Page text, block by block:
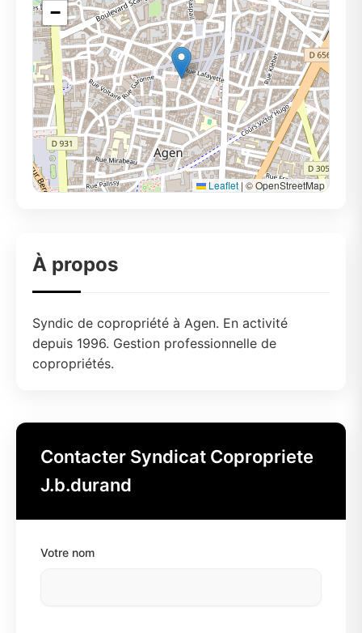
−
Leaflet |© OpenStreetMap
À propos
Syndic de copropriété à Agen. En activité
depuis 1996. Gestion professionnelle de
copropriétés.
Contacter Syndicat Copropriete
J.b.durand
Votre nom